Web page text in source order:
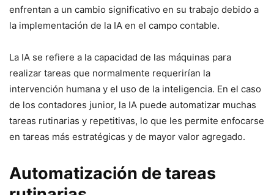
enfrentan a un cambio significativo en su trabajo debido a
la implementación de la IA en el campo contable.
La IA se refiere a la capacidad de las máquinas para
realizar tareas que normalmente requerirían la
intervención humana y el uso de la inteligencia. En el caso
de los contadores junior, la IA puede automatizar muchas
tareas rutinarias y repetitivas, lo que les permite enfocarse
en tareas más estratégicas y de mayor valor agregado.
Automatización de tareas